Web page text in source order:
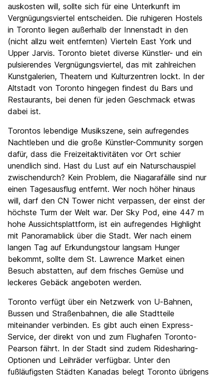
auskosten will, sollte sich für eine Unterkunft im
Vergnügungsviertel entscheiden. Die ruhigeren Hostels
in Toronto liegen außerhalb der Innenstadt in den
(nicht allzu weit entfernten) Vierteln East York und
Upper Jarvis. Toronto bietet diverse Künstler- und ein
pulsierendes Vergnügungsviertel, das mit zahlreichen
Kunstgalerien, Theatern und Kulturzentren lockt. In der
Altstadt von Toronto hingegen findest du Bars und
Restaurants, bei denen für jeden Geschmack etwas
dabei ist.
Torontos lebendige Musikszene, sein aufregendes
Nachtleben und die große Künstler-Community sorgen
dafür, dass die Freizeitaktivitäten vor Ort schier
unendlich sind. Hast du Lust auf ein Naturschauspiel
zwischendurch? Kein Problem, die Niagarafälle sind nur
einen Tagesausflug entfernt. Wer noch höher hinaus
will, darf den CN Tower nicht verpassen, der einst der
höchste Turm der Welt war. Der Sky Pod, eine 447 m
hohe Aussichtsplattform, ist ein aufregendes Highlight
mit Panoramablick über die Stadt. Wer nach einem
langen Tag auf Erkundungstour langsam Hunger
bekommt, sollte dem St. Lawrence Market einen
Besuch abstatten, auf dem frisches Gemüse und
leckeres Gebäck angeboten werden.
Toronto verfügt über ein Netzwerk von U-Bahnen,
Bussen und Straßenbahnen, die alle Stadtteile
miteinander verbinden. Es gibt auch einen Express-
Service, der direkt von und zum Flughafen Toronto-
Pearson fährt. In der Stadt sind zudem Ridesharing-
Optionen und Leihräder verfügbar. Unter den
fußläufigsten Städten Kanadas belegt Toronto übrigens